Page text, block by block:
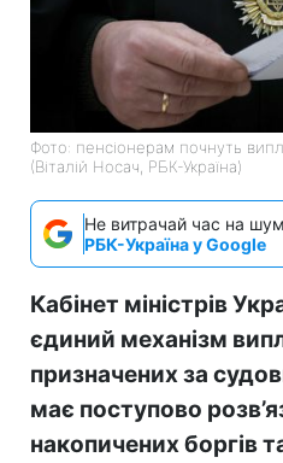
Фото: пенсіонерам почнуть
(Віталій Носач, РБК-Україна)
Не витрачай час на
РБК-Україна у Google
Кабінет міністрів
єдиний механізм
призначених за
має поступово
накопичених боргів